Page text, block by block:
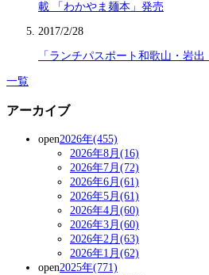
載 「わかやま麺本」発売
2017/2/28
「ランチパスポート和歌山・岩
一覧
アーカイブ
open2026年(455)
2026年8月(16)
2026年7月(72)
2026年6月(61)
2026年5月(61)
2026年4月(60)
2026年3月(60)
2026年2月(63)
2026年1月(62)
open2025年(771)